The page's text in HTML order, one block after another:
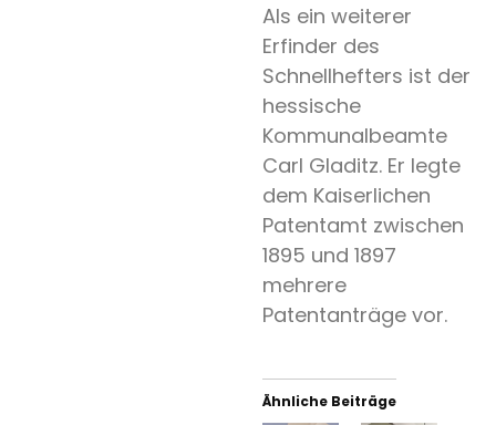
Als ein weiterer
Erfinder des
Schnellhefters ist der
hessische
Kommunalbeamte
Carl Gladitz. Er legte
dem Kaiserlichen
Patentamt zwischen
1895 und 1897
mehrere
Patentanträge vor.
Ähnliche Beiträge